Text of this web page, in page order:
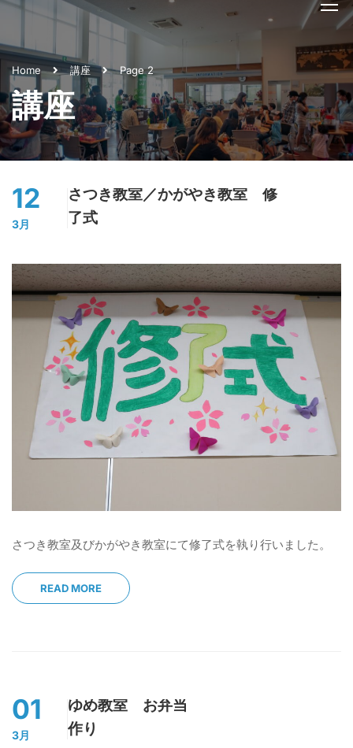
Home 講座 Page 2
講座
12
3月
さつき教室／かがやき教室 修
了式
さつき教室及びかがやき教室にて修了式を執り行いました。
READ MORE
01
3月
ゆめ教室 お弁当
作り